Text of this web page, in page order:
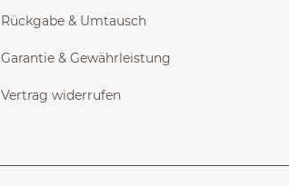
Rückgabe & Umtausch
Garantie & Gewährleistung
Vertrag widerrufen